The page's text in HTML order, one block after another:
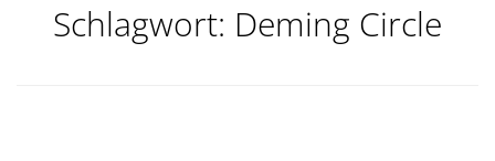
Schlagwort: Deming Circle